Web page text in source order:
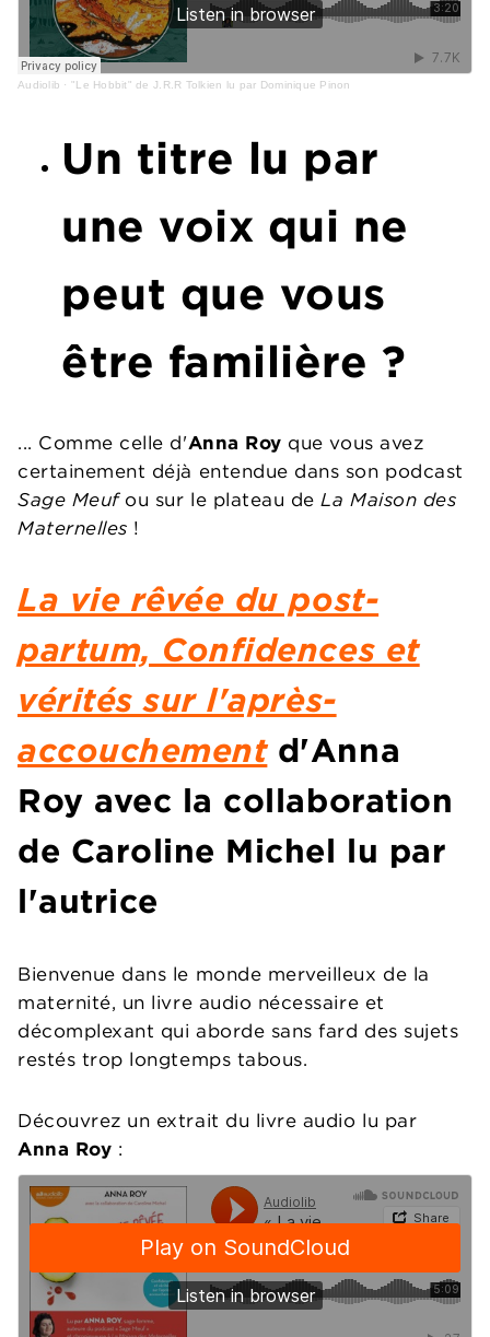
Audiolib · "Le Hobbit" de J.R.R Tolkien lu par Dominique Pinon
Un titre lu par
une voix qui ne
peut que vous
être familière ?
... Comme celle d'Anna Roy que vous avez
certainement déjà entendue dans son podcast
Sage Meufou sur le plateau deLa Maison des
Maternelles !
La vie rêvée du post-
partum, Confidences et
vérités sur l'après-
accouchement d'Anna
Roy avec la collaboration
de Caroline Michel lu par
l'autrice
Bienvenue dans le monde merveilleux de la
maternité, un livre audio nécessaire et
décomplexant qui aborde sans fard des sujets
restés trop longtemps tabous.
Découvrez un extrait du livre audio lu par
Anna Roy :